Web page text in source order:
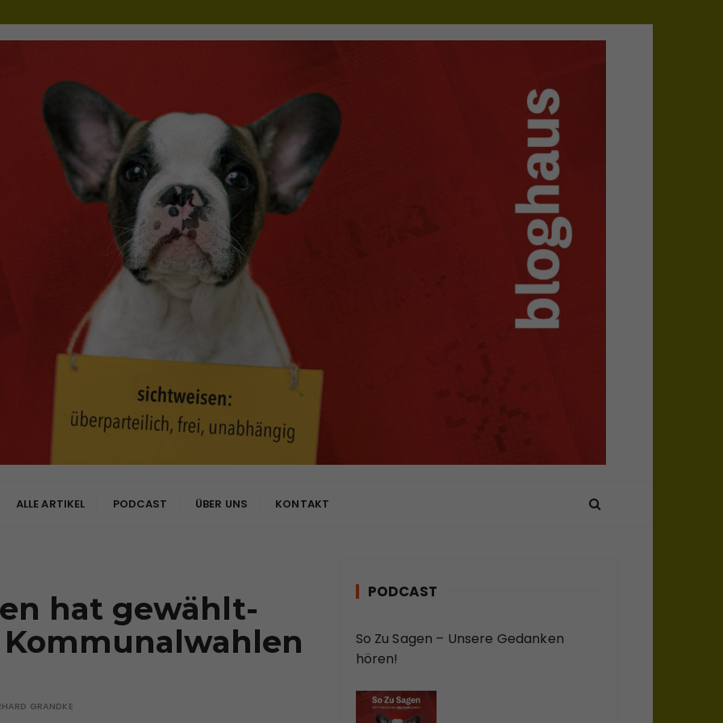
ALLE ARTIKEL PODCAST ÜBER UNS KONTAKT
hat gewählt-
GRANDKE
PODCAST
So Zu Sagen – Unsere Gedanken
hören!